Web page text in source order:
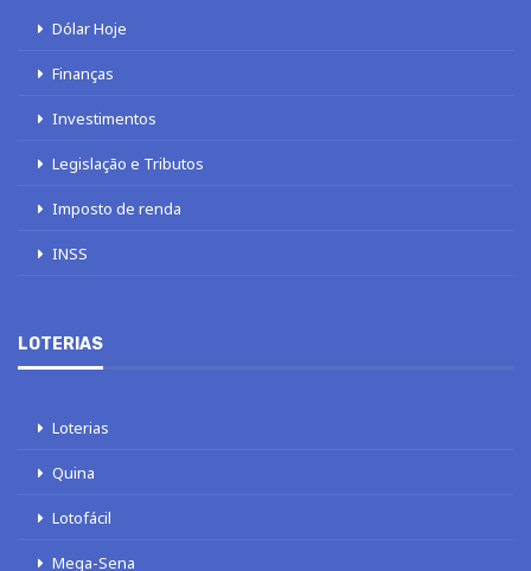
Dólar Hoje
Finanças
Investimentos
Legislação e Tributos
Imposto de renda
INSS
LOTERIAS
Loterias
Quina
Lotofácil
Mega-Sena